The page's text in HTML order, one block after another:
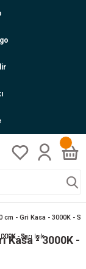
- Gri Kasa - 3000K -
Kasa - 3000K -